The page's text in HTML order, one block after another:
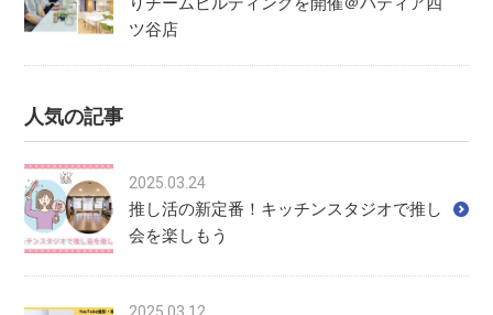
ツ谷店
人気の記事
2025.03.24
推し活の新定番！キッチンスタジオで推し
会を楽しもう